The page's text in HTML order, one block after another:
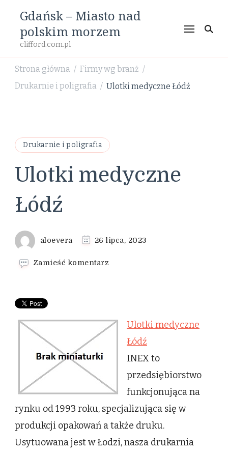
Gdańsk – Miasto nad
polskim morzem
clifford.com.pl
Strona główna / Firmy wg branż /
Drukarnie i poligrafia / Ulotki medyczne Łódź
Drukarnie i poligrafia
Ulotki medyczne
Łódź
aloevera 26 lipca, 2023
Zamieść komentarz
Ulotki medyczne
Łódź
INEX to
przedsiębiorstwo
funkcjonująca na
rynku od 1993 roku, specjalizująca się w
produkcji opakowań a także druku.
Usytuowana jest w Łodzi, nasza drukarnia